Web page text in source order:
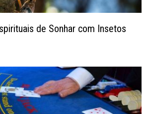
de Sonhar com Insetos